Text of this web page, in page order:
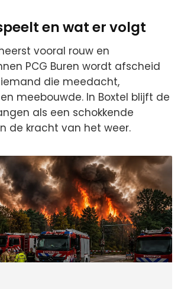
en wat er volgt
vooral rouw en
PCG Buren wordt afscheid
die meedacht,
meebouwde. In Boxtel blijft de
als een schokkende
de kracht van het weer.